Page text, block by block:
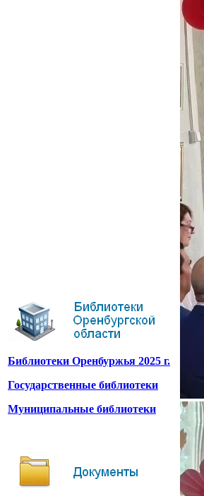
Библиотеки Оренбуржья 2025 г.
Государственные библиотеки
Муниципальные библиотеки